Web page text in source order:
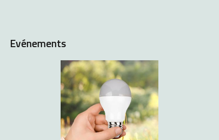
Evénements